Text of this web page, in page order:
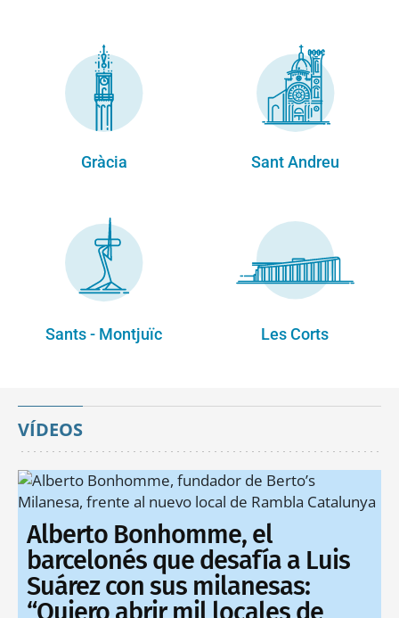
Gràcia Sant Andreu
Sants - Montjuïc Les Corts
VÍDEOS
Alberto Bonhomme, el
barcelonés que desafía a Luis
Suárez con sus milanesas: